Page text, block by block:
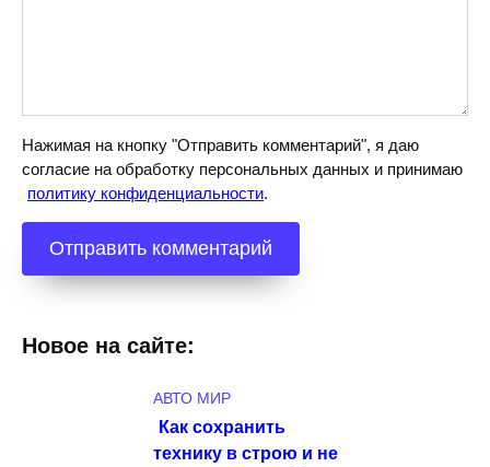
Нажимая на кнопку "Отправить комментарий", я даю
согласие на обработку персональных данных и принимаю
политику конфиденциальности.
Новое на сайте:
АВТО МИР
Как сохранить
технику в строю и не